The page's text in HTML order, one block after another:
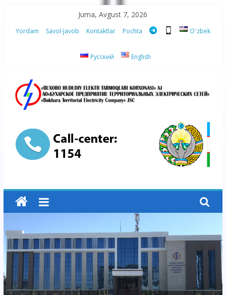
content
Juma, Avgust 7, 2026
Yordam Savol-Javob Kontaktlar Pochta Oʻzbek
Русский English
“Buxoro
hududiy
elektr
tarmoqlari
korxonasi”
AJ